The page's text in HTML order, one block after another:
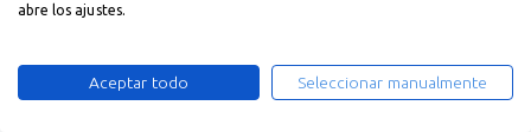
abre los ajustes.
Aceptar todo Seleccionar manualmente